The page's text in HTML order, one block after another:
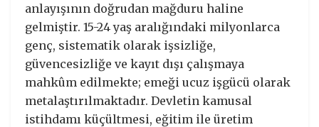
anlayışının doğrudan mağduru haline
gelmiştir. 15-24 yaş aralığındaki milyonlarca
genç, sistematik olarak işsizliğe,
güvencesizliğe ve kayıt dışı çalışmaya
mahkûm edilmekte; emeği ucuz işgücü olarak
metalaştırılmaktadır. Devletin kamusal
istihdamı küçültmesi, eğitim ile üretim